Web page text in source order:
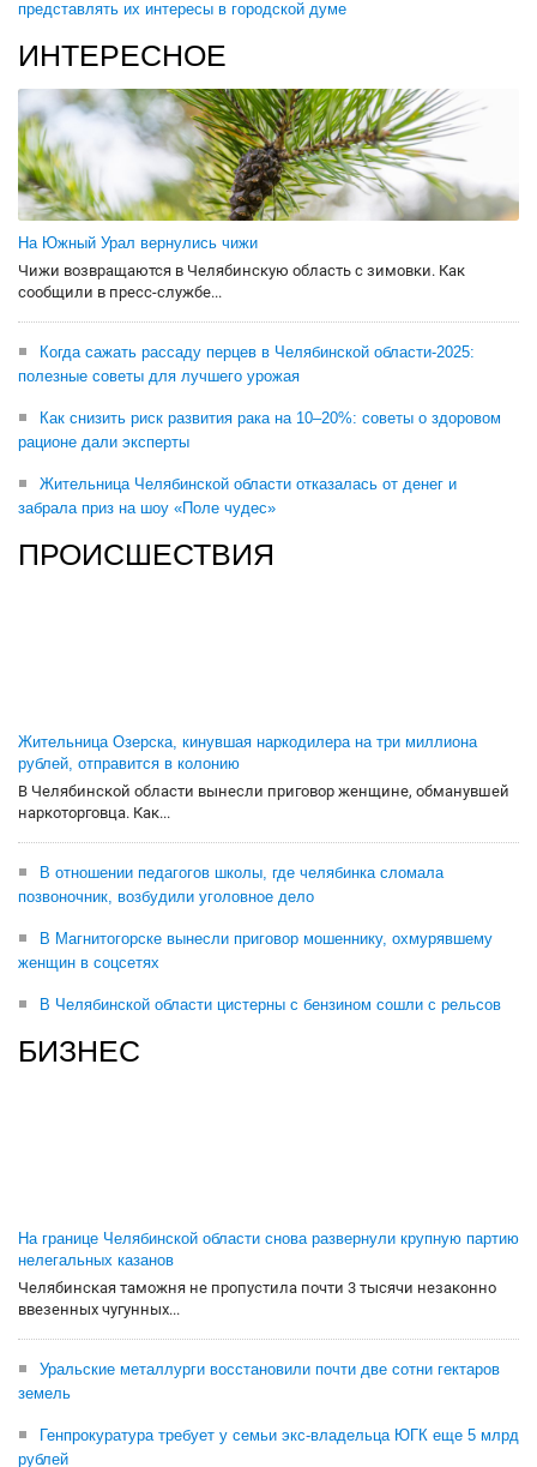
представлять их интересы в городской думе
ИНТЕРЕСНОЕ
На Южный Урал вернулись чижи
Чижи возвращаются в Челябинскую область с зимовки. Как
сообщили в пресс-службе...
Когда сажать рассаду перцев в Челябинской области-2025:
полезные советы для лучшего урожая
Как снизить риск развития рака на 10–20%: советы о здоровом
рационе дали эксперты
Жительница Челябинской области отказалась от денег и
забрала приз на шоу «Поле чудес»
ПРОИСШЕСТВИЯ
Жительница Озерска, кинувшая наркодилера на три миллиона
рублей, отправится в колонию
В Челябинской области вынесли приговор женщине, обманувшей
наркоторговца. Как...
В отношении педагогов школы, где челябинка сломала
позвоночник, возбудили уголовное дело
В Магнитогорске вынесли приговор мошеннику, охмурявшему
женщин в соцсетях
В Челябинской области цистерны с бензином сошли с рельсов
БИЗНЕС
На границе Челябинской области снова развернули крупную партию
нелегальных казанов
Челябинская таможня не пропустила почти 3 тысячи незаконно
ввезенных чугунных...
Уральские металлурги восстановили почти две сотни гектаров
земель
Генпрокуратура требует у семьи экс-владельца ЮГК еще 5 млрд
рублей